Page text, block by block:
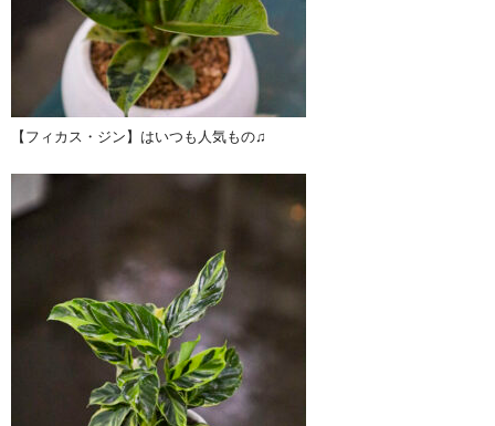
【フィカス・ジン】はいつも人気もの♫